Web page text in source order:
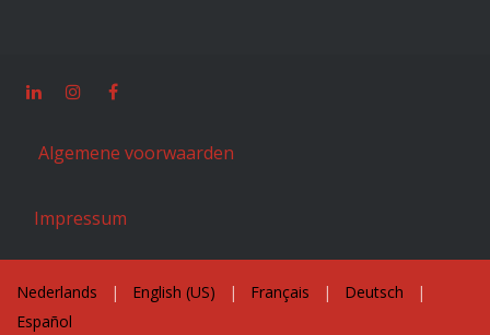
Algemene voorwaarden
Impressum
Nederlands | English (US) | Français | Deutsch
|
Español